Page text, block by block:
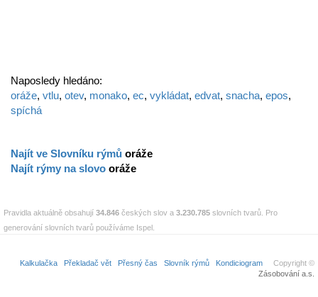
Naposledy hledáno:
oráže, vtlu, otev, monako, ec, vykládat, edvat, snacha, epos,
spíchá
Najít ve Slovníku rýmů oráže
Najít rýmy na slovo oráže
Pravidla aktuálně obsahují 34.846 českých slov a 3.230.785 slovních tvarů. Pro
generování slovních tvarů používáme Ispel.
Kalkulačka Překladač vět Přesný čas Slovník rýmů Kondiciogram Copyright ©
Zásobování a.s.